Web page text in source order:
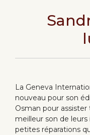
La Geneva
nouveau pour son
Osman pour
meilleur son de
petites réparations